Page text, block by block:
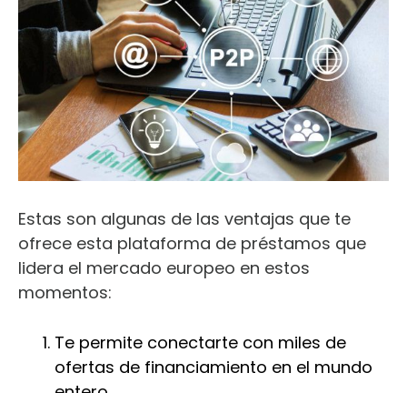
Estas son algunas de las ventajas que te
ofrece esta plataforma de préstamos que
lidera el mercado europeo en estos
momentos:
Te permite conectarte con miles de
ofertas de financiamiento en el mundo